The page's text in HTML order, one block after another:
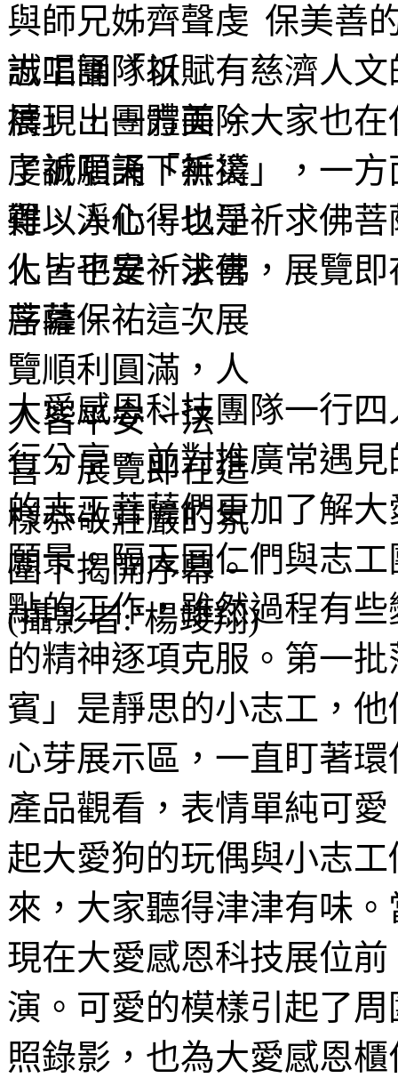
保美善
志工團隊以賦有慈濟人
展現出團體美。大家也
虔誠唱誦「祈禱」，一
得以淨化，也是祈求佛
人皆平安、法喜，展覽
序幕。
大愛感恩科技團隊一行
行分享，並對推廣常遇
的志工菩薩們更加了解
願景。隔天同仁們與志
點的工作，雖然過程有
的精神逐項克服。第一
賓」是靜思的小志工，
心芽展示區，一直盯著
產品觀看，表情單純可
起大愛狗的玩偶與小志
來，大家聽得津津有味
現在大愛感恩科技展位
演。可愛的模樣引起了
照錄影，也為大愛感恩